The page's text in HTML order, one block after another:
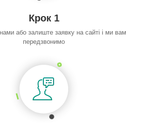
Крок 1
або залиште заявку на сайті і ми вам
передзвонимо